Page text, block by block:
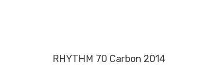
RHYTHM 70 Carbon 2014